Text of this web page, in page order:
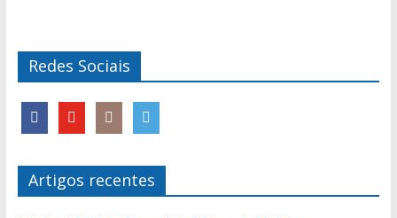
Redes Sociais
Artigos recentes